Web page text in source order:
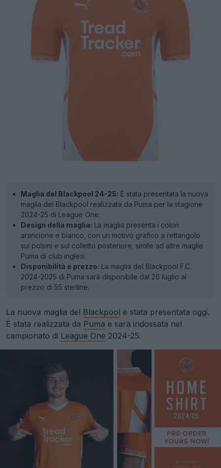
Maglia del Blackpool 24-25: È stata presentata la nuova
maglia del Blackpool realizzata da Puma per la stagione
2024-25 di League One.
Design della maglia: La maglia presenta i colori
arancione e bianco, con un motivo grafico a rettangolo
sui polsini e sul colletto posteriore, simile ad altre maglie
Puma di club inglesi.
Disponibilità e prezzo: La maglia del Blackpool F.C.
2024-2025 di Puma sarà disponibile dal 26 luglio al
prezzo di 55 sterline.
La nuova maglia del Blackpool è stata presentata oggi.
È stata realizzata da Puma e sarà indossata nel
campionato di League One 2024-25.